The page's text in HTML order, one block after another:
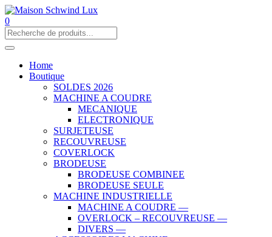
0
Home
Boutique
SOLDES 2026
MACHINE A COUDRE
MECANIQUE
ELECTRONIQUE
SURJETEUSE
RECOUVREUSE
COVERLOCK
BRODEUSE
BRODEUSE COMBINEE
BRODEUSE SEULE
MACHINE INDUSTRIELLE
MACHINE A COUDRE —
OVERLOCK – RECOUVREUSE —
DIVERS —